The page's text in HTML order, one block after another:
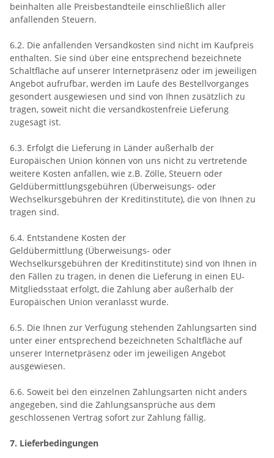
beinhalten alle Preisbestandteile einschließlich aller
anfallenden Steuern.
6.2. Die anfallenden Versandkosten sind nicht im Kaufpreis
enthalten. Sie sind über eine entsprechend bezeichnete
Schaltfläche auf unserer Internetpräsenz oder im jeweiligen
Angebot aufrufbar, werden im Laufe des Bestellvorganges
gesondert ausgewiesen und sind von Ihnen zusätzlich zu
tragen, soweit nicht die versandkostenfreie Lieferung
zugesagt ist.
6.3. Erfolgt die Lieferung in Länder außerhalb der
Europäischen Union können von uns nicht zu vertretende
weitere Kosten anfallen, wie z.B. Zölle, Steuern oder
Geldübermittlungsgebühren (Überweisungs- oder
Wechselkursgebühren der Kreditinstitute), die von Ihnen zu
tragen sind.
6.4. Entstandene Kosten der
Geldübermittlung (Überweisungs- oder
Wechselkursgebühren der Kreditinstitute) sind von Ihnen in
den Fällen zu tragen, in denen die Lieferung in einen EU-
Mitgliedsstaat erfolgt, die Zahlung aber außerhalb der
Europäischen Union veranlasst wurde.
6.5. Die Ihnen zur Verfügung stehenden Zahlungsarten sind
unter einer entsprechend bezeichneten Schaltfläche auf
unserer Internetpräsenz oder im jeweiligen Angebot
ausgewiesen.
6.6. Soweit bei den einzelnen Zahlungsarten nicht anders
angegeben, sind die Zahlungsansprüche aus dem
geschlossenen Vertrag sofort zur Zahlung fällig.
7. Lieferbedingungen